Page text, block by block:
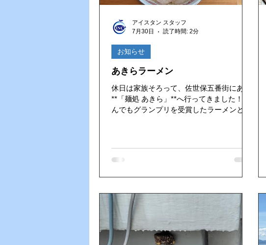
HACCP（ハサップ）
あきらラーメン
休日は家族そろって、佐世保五番街にある
**「麺処 あきら」**へ行ってきました！ な
んでもグランプリを受賞したラーメンと聞
う間に完食！佐世保ラーメンならではの美
る佐世保港の景色。港を行き交う船を眺め
ながら食べるラーメンは、いつも以上に美
味しく感じます。 美味しいラーメンと家族
との楽しい時間で、お腹も心も大満足！佐
世保五番街へ行かれた際は、ぜひ立ち寄っ
お知らせ
アイスタン スタッフ
7月30日
読了時間: 2分